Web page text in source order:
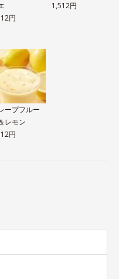
円
1,512円
ープフルー
レモン
円